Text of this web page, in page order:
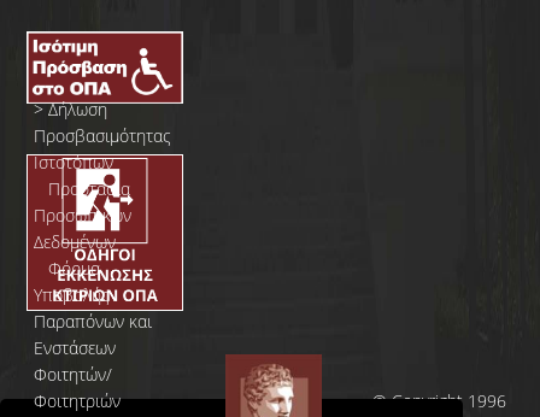
>Δήλωση
Προσβασιμότητας
Ιστοτόπων
Προστασία
Προσωπικών
Δεδομένων
Φόρμα
Yποβολής
Παραπόνων και
Ενστάσεων
Φοιτητών/
Φοιτητριών
© Copyright 1996